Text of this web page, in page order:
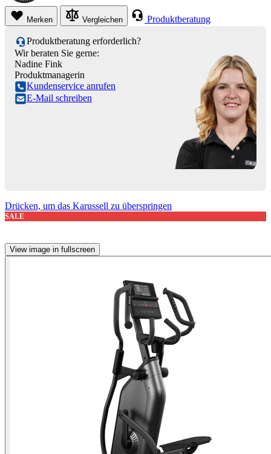
Merken Vergleichen Produktberatung
Produktberatung erforderlich?
Wir beraten Sie gerne:
Nadine Fink
Produktmanagerin
Kundenservice anrufen
E-Mail schreiben
Drücken, um das Karussell zu überspringen
SALE
View image in fullscreen